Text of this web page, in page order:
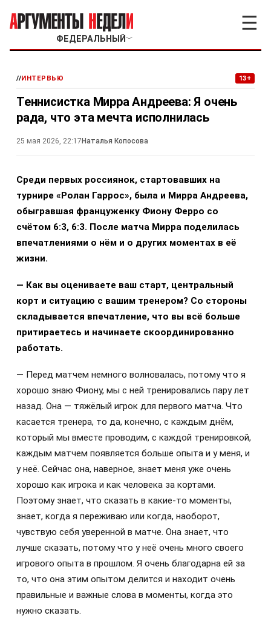
ФЕДЕРАЛЬНЫЙ ﹀
☰
//ИНТЕРВЬЮ 13+
Теннисистка Мирра Андреева: Я очень
рада, что эта мечта исполнилась
25 мая 2026, 22:17 Наталья Копосова
Среди первых россиянок, стартовавших на
турнире «Ролан Гаррос», была и Мирра Андреева,
обыгравшая француженку Фиону Ферро со
счётом 6:3, 6:3. После матча Мирра поделилась
впечатлениями о нём и о других моментах в её
жизни.
— Как вы оцениваете ваш старт, центральный
корт и ситуацию с вашим тренером? Со стороны
складывается впечатление, что вы всё больше
притираетесь и начинаете скоординированно
работать.
— Перед матчем немного волновалась, потому что я
хорошо знаю Фиону, мы с ней тренировались пару лет
назад. Она — тяжёлый игрок для первого матча. Что
касается тренера, то да, конечно, с каждым днём,
который мы вместе проводим, с каждой тренировкой,
каждым матчем появляется больше опыта и у меня, и
у неё. Сейчас она, наверное, знает меня уже очень
хорошо как игрока и как человека за кортами.
Поэтому знает, что сказать в какие-то моменты,
знает, когда я переживаю или когда, наоборот,
чувствую себя уверенной в матче. Она знает, что
лучше сказать, потому что у неё очень много своего
игрового опыта в прошлом. Я очень благодарна ей за
то, что она этим опытом делится и находит очень
правильные и важные слова в моменты, когда это
нужно сказать.